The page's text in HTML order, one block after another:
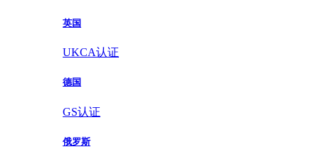
英国
UKCA认证
德国
GS认证
俄罗斯